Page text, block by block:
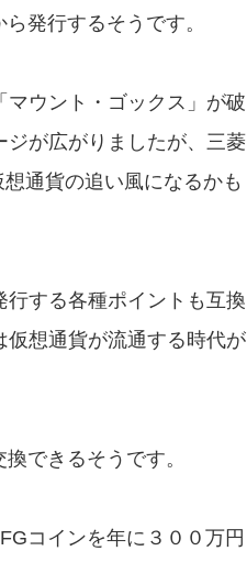
発行するそうです。
マウント・ゴックス」が破
が広がりましたが、三菱
通貨の追い風になるかも
行する各種ポイントも互換
想通貨が流通する時代が
できるそうです。
コインを年に３００万円